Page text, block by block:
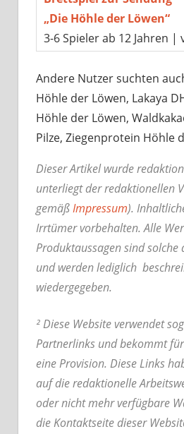
„Die Höhle der Löwen“
3-6 Spieler ab 12 Jahren |
Andere Nutzer suchten
Höhle der Löwen, Lakaya
Höhle der Löwen,
Pilze, Ziegenprotein Höhle
Dieser Artikel wurde
unterliegt der redaktionellen
gemäßImpressum).
Irrtümer vorbehalten. Alle
Produktaussagen sind solche
und werden lediglich
wiedergegeben.
² Diese Website verwendet
Partnerlinks und bekommt
eine Provision. Diese Links
auf die redaktionelle
oder nicht mehr verfügbare
die Kontaktseite dieser